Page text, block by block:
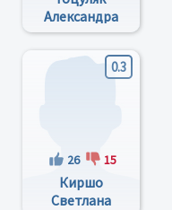
Александра
Витальевна
0.3
26 15
Киршо
Светлана